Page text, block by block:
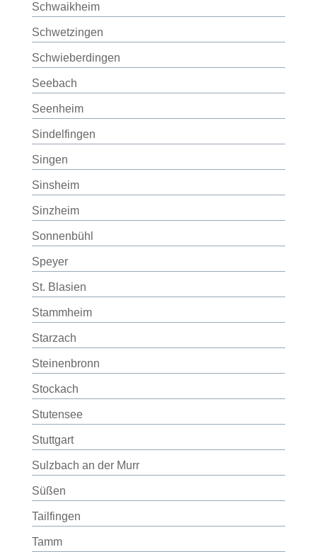
Schwaikheim
Schwetzingen
Schwieberdingen
Seebach
Seenheim
Sindelfingen
Singen
Sinsheim
Sinzheim
Sonnenbühl
Speyer
St. Blasien
Stammheim
Starzach
Steinenbronn
Stockach
Stutensee
Stuttgart
Sulzbach an der Murr
Süßen
Tailfingen
Tamm